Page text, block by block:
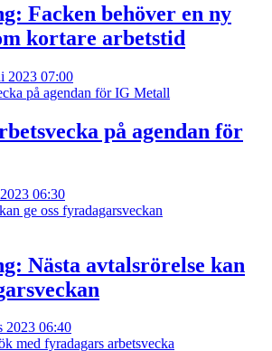
Facken behöver en ny
kortare arbetstid
2023 07:00
på agendan för
06:30
Nästa avtalsrörelse kan
2023 06:40